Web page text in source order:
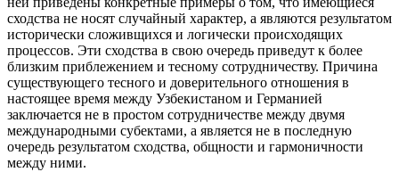
сходства не носят случайный характер, а являются результатом
исторически сложивщихся и логически происходящих
процессов. Эти сходства в свою очередь приведут к более
близким приблежением и тесному сотрудничеству. Причина
существующего тесного и доверительного отношения в
настоящее время между Узбекистаном и Германией
заключается не в простом сотрудничестве между двумя
международными субектами, а является не в последную
очередь результатом сходства, общности и гармоничности
между ними.